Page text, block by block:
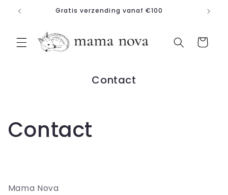
naar de Gratis verzending vanaf €100
Winkelwagen
Contact
Contact
Mama Nova